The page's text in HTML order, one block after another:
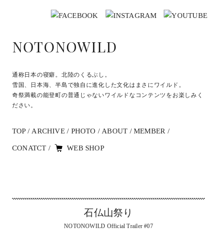
NOTONOWILD
通称日本の寝癖。北陸のくるぶし。
雪国、日本海、半島で独自に進化した文化はまさにワイルド。
奇祭満載の能登町の普通じゃないワイルドなコンテンツをお楽しみく
ださい。
TOP ARCHIVE PHOTO ABOUT MEMBER
CONATCT WEB SHOP
石仏山祭り
NOTONOWILD Official Trailer #07